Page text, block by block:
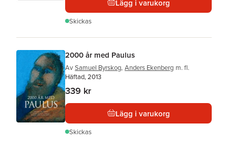
Lägg i varukorg
Skickas
2000 år med Paulus
Av Samuel Byrskog, Anders Ekenberg m. fl.
Häftad, 2013
339 kr
Lägg i varukorg
Skickas